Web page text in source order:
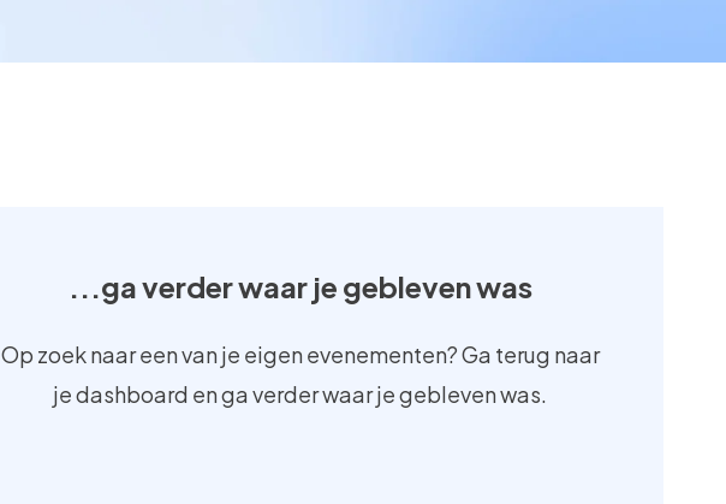
...ga verder waar je gebleven was
Op zoek naar een van je eigen evenementen? Ga terug naar
je dashboard en ga verder waar je gebleven was.